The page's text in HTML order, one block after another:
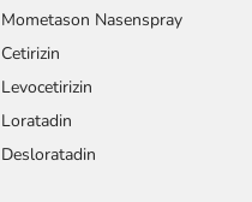
Mometason Nasenspray
Cetirizin
Levocetirizin
Loratadin
Desloratadin